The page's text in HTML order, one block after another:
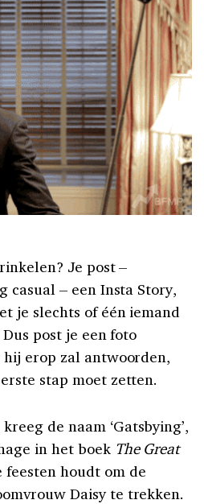
Je post –
casual – een Insta Story,
je slechts of één iemand
post je een foto
erop zal antwoorden,
stap moet zetten.
de naam ‘Gatsbying’,
in het boek The Great
houdt om de
Daisy te trekken.